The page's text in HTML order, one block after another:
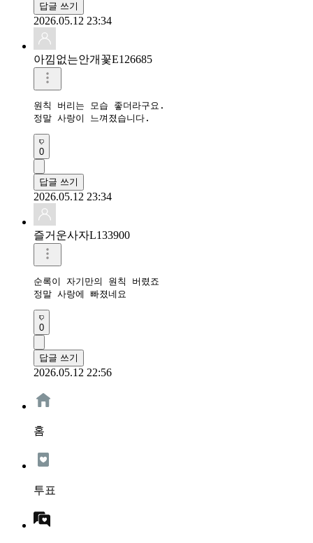
답글 쓰기
2026.05.12 23:34
아낌없는안개꽃E126685
원칙 버리는 모습 좋더라구요.
정말 사랑이 느껴졌습니다.
0
답글 쓰기
2026.05.12 23:34
즐거운사자L133900
순록이 자기만의 원칙 버렸죠
정말 사랑에 빠졌네요
0
답글 쓰기
2026.05.12 22:56
홈
투표